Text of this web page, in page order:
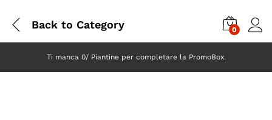
Back to Category 0
Ti manca 0/ Piantine per completare la PromoBox.